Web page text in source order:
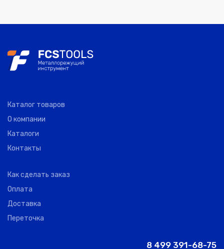
Каталог товаров
О компании
Каталоги
Контакты
Как сделать заказ
Оплата
Доставка
Переточка
8 499 391-68-75